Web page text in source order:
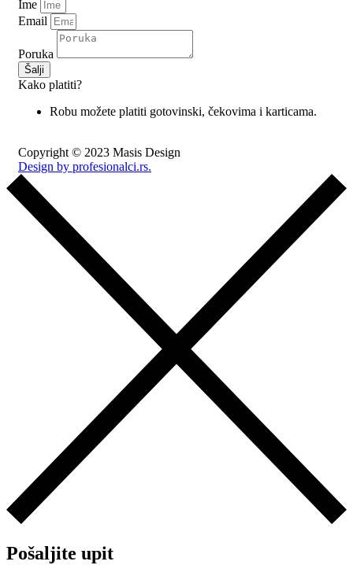
Ime
Email
Poruka
Šalji
Kako platiti?
Robu možete platiti gotovinski, čekovima i karticama.
Copyright © 2023 Masis Design
Design by profesionalci.rs.
Pošaljite upit